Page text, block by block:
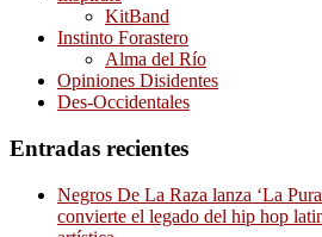
KitBand
Instinto Forastero
Alma del Río
Opiniones Disidentes
Des-Occidentales
Entradas recientes
Negros De La Raza lanza ‘La
convierte el legado del hip hop